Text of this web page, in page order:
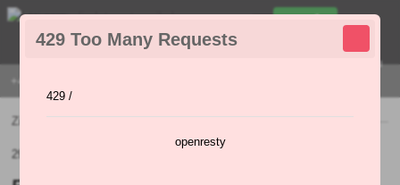
429 Too Many Requests
429 /
openresty
+421 915 420 295 | PIRMDIENA - PIEKTDIENA 9:00 - 16:00
Menu
Ziņas »5 vislabāk pārdotie dārza produkti
29.11.2021 (Sākotnējais raksts: 26.11.2021)